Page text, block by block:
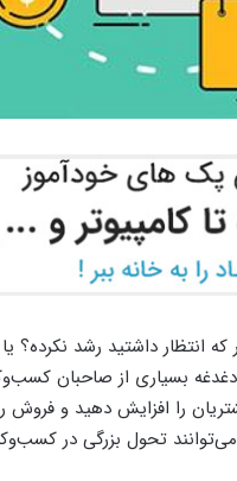
انتظار داشتید رشد نکرده؟
بسیاری از صاحبان
را افزایش دهید و